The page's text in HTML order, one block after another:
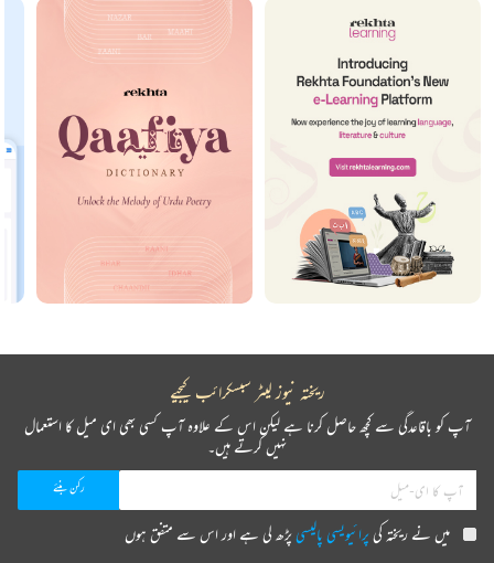
ریختہ نیوز لیٹر سبسکرائب کیجیے
آپ کو باقاعدگی سے کچھ حاصل کرنا ہے لیکن اس کے علاوہ آپ کسی بھی ای میل کا استعمال
نہیں کرتے ہیں۔
میں نے ریختہ کیپرائیویسی پالیسیپڑھ لی ہے اور اس سے متفق ہوں